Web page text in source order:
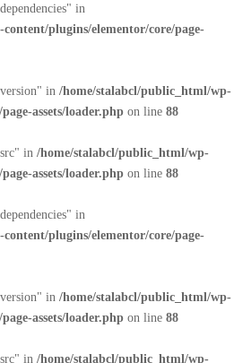
in
plugins/elementor/core/page-
in /home/stalabcl/public_html/wp-
assets/loader.php on line 88
in /home/stalabcl/public_html/wp-
assets/loader.php on line 88
in
plugins/elementor/core/page-
in /home/stalabcl/public_html/wp-
assets/loader.php on line 88
in /home/stalabcl/public_html/wp-